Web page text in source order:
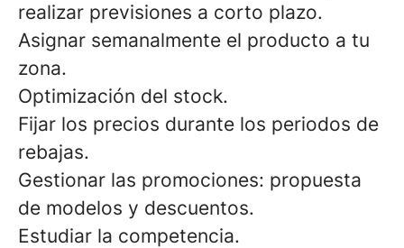
realizar previsiones a corto plazo.
Asignar semanalmente el producto a tu
zona.
Optimización del stock.
Fijar los precios durante los periodos de
rebajas.
Gestionar las promociones: propuesta
de modelos y descuentos.
Estudiar la competencia.